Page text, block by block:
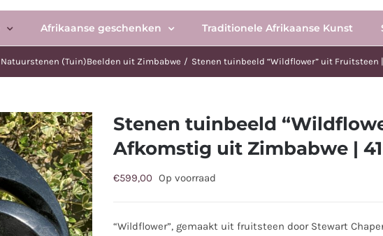
Afrikaanse geschenken Traditionele Afrikaanse Kunst
Natuurstenen (Tuin)Beelden uit Zimbabwe Stenen tuinbeeld “Wildflower” uit Fruitsteen
Stenen tuinbeeld
Afkomstig uit Zimbabwe |
€599,00 Op voorraad
“Wildflower”, gemaakt uit fruitsteen door Stewart